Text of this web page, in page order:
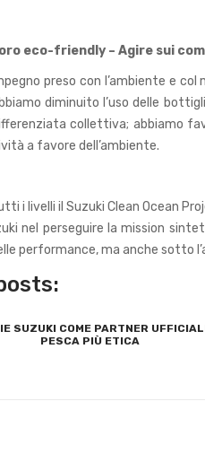
eco-friendly – Agire sui
preso con l’ambiente e
diminuito l’uso delle
collettiva; abbiamo
a favore dell’ambiente.
i livelli il Suzuki Clean Ocean
nel perseguire la mission
performance, ma anche sotto
SUZUKI COME PARTNER
PESCA PIÙ ETICA